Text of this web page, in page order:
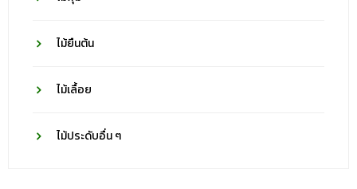
ไม้ยืนต้น
ไม้เลื้อย
ไม้ประดับอื่น ๆ